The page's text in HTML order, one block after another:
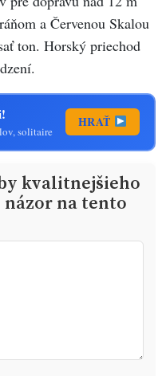
a Červenou Skalou
ton. Horský priechod
solitaire
HRAŤ
kvalitnejšieho
názor na tento